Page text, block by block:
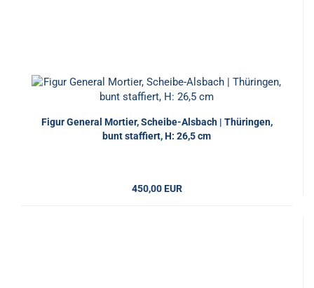
Figur General Mortier, Scheibe-Alsbach | Thüringen,
bunt staffiert, H: 26,5 cm
450,00 EUR